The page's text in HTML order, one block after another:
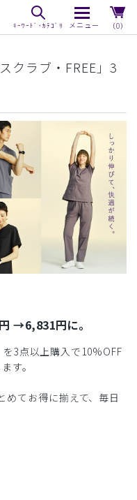
（0）
クラブ・FREE」3
→6,831円に。
3点以上購入で10%OFF
す。
めてお得に揃えて、毎日